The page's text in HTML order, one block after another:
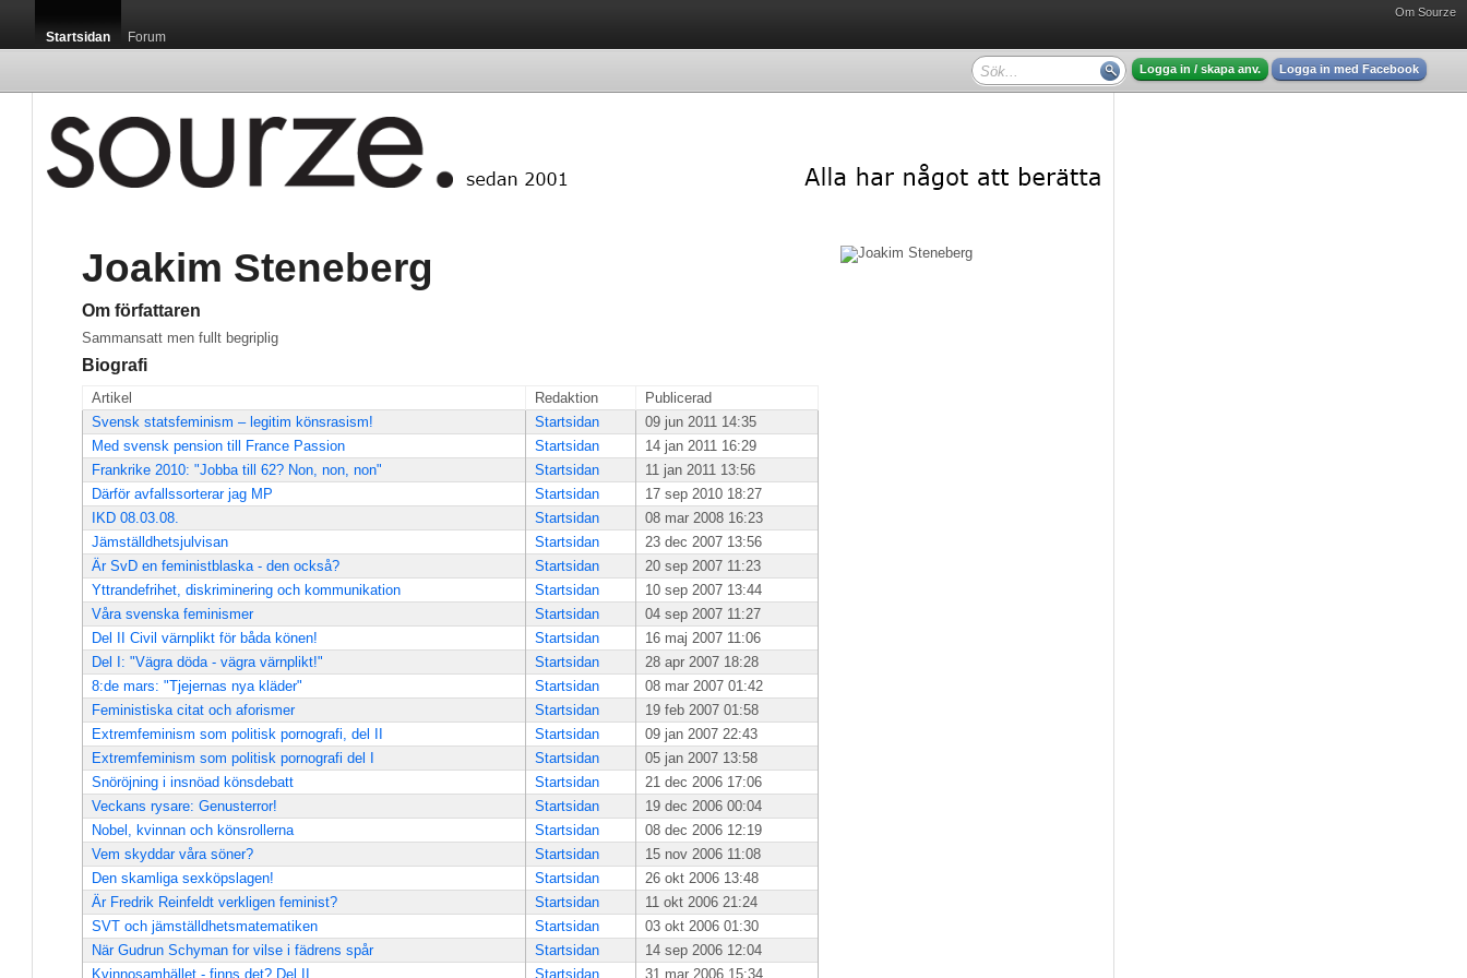
Om Sourze
Startsidan Forum
Logga in / skapa anv. Logga in med Facebook
Joakim Steneberg
Om författaren
Sammansatt men fullt begriplig
Biografi
Artikel Redaktion
Publicerad
Svensk statsfeminism – legitim könsrasism!
Startsidan
09 jun 2011 14:35
Med svensk pension till France Passion
Startsidan
14 jan 2011 16:29
Frankrike 2010: "Jobba till 62? Non, non, non"
Startsidan
11 jan 2011 13:56
Därför avfallssorterar jag MP
Startsidan
17 sep 2010 18:27
IKD 08.03.08.
Startsidan
08 mar 2008 16:23
Jämställdhetsjulvisan
Startsidan
23 dec 2007 13:56
Är SvD en feministblaska - den också?
Startsidan
20 sep 2007 11:23
Yttrandefrihet, diskriminering och kommunikation
Startsidan
10 sep 2007 13:44
Våra svenska feminismer
Startsidan
04 sep 2007 11:27
Del II Civil värnplikt för båda könen!
Startsidan
16 maj 2007 11:06
Del I: "Vägra döda - vägra värnplikt!"
Startsidan
28 apr 2007 18:28
8:de mars: "Tjejernas nya kläder"
Startsidan
08 mar 2007 01:42
Feministiska citat och aforismer
Startsidan
19 feb 2007 01:58
Extremfeminism som politisk pornografi, del II
Startsidan
09 jan 2007 22:43
Extremfeminism som politisk pornografi del I
Startsidan
05 jan 2007 13:58
Snöröjning i insnöad könsdebatt
Startsidan
21 dec 2006 17:06
Veckans rysare: Genusterror!
Startsidan
19 dec 2006 00:04
Nobel, kvinnan och könsrollerna
Startsidan
08 dec 2006 12:19
Vem skyddar våra söner?
Startsidan
15 nov 2006 11:08
Den skamliga sexköpslagen!
Startsidan
26 okt 2006 13:48
Är Fredrik Reinfeldt verkligen feminist?
Startsidan
11 okt 2006 21:24
SVT och jämställdhetsmatematiken
Startsidan
03 okt 2006 01:30
När Gudrun Schyman for vilse i fädrens spår
Startsidan
14 sep 2006 12:04
Kvinnosamhället - finns det? Del II
Startsidan 31 mar 2006 15:34